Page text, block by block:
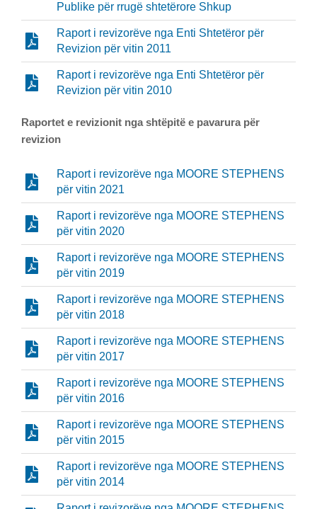
Publike për rrugë shtetërore Shkup
Raport i revizorëve nga Enti Shtetëror për
Revizion për vitin 2011
Raport i revizorëve nga Enti Shtetëror për
Revizion për vitin 2010
Raportet e revizionit nga shtëpitë e pavarura për
revizion
Raport i revizorëve nga MOORE STEPHENS
për vitin 2021
Raport i revizorëve nga MOORE STEPHENS
për vitin 2020
Raport i revizorëve nga MOORE STEPHENS
për vitin 2019
Raport i revizorëve nga MOORE STEPHENS
për vitin 2018
Raport i revizorëve nga MOORE STEPHENS
për vitin 2017
Raport i revizorëve nga MOORE STEPHENS
për vitin 2016
Raport i revizorëve nga MOORE STEPHENS
për vitin 2015
Raport i revizorëve nga MOORE STEPHENS
për vitin 2014